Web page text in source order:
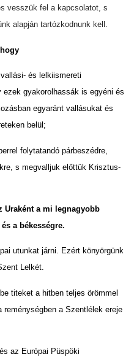
vesszük fel a kapcsolatot, s
alapján tartózkodnunk kell.
és lelkiismereti
gyakorolhassák is egyéni és
egyaránt vallásukat és
belül;
folytatandó párbeszédre,
s megvalljuk előttük Krisztus-
Uraként a mi legnagyobb
a békességre.
utunkat járni. Ezért könyörgünk
Lelkét.
titeket a hitben teljes örömmel
a Szentlélek ereje
az Európai Püspöki